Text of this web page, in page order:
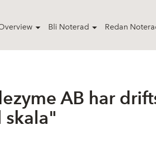
Bli Noterad Redan
AB har
skala"